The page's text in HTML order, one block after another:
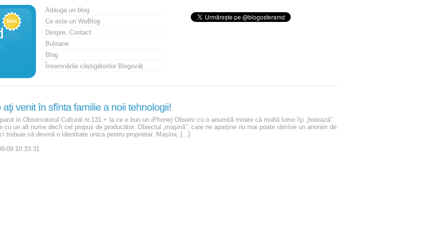
Adauga un blog
Ce este un WeBlog
Despre, Contact
Butoane
Blog
Însemnările câștigătorilor Blogovăț
aţi venit în sfînta familie a noii tehnologii!
in Observatorul Cultural nr.131 + la ce e bun un iPhone) Observ cu o anumită mirare că multă lume îşi „botează”
cu un alt nume decît cel propus de producător. Obiectul „maşină”, care ne aparţine nu mai poate rămîne un anonim de
trebuie să devină o identitate unica pentru proprietar. Maşina, [...]
09 10:33:31